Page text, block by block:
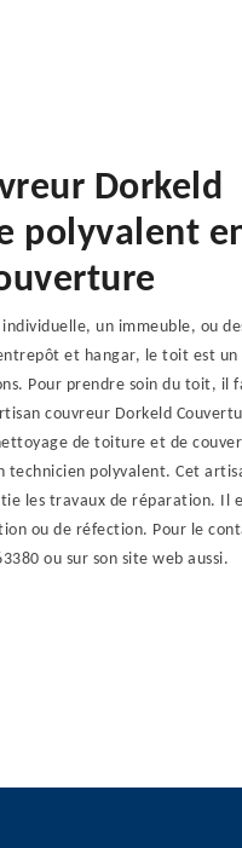
Dorkeld
polyvalent
un immeuble, ou
et hangar, le toit est un
Pour prendre soin du toit, il
couvreur Dorkeld
de toiture et de
technicien polyvalent. Cet
les travaux de réparation. Il
ou de réfection. Pour le
ou sur son site web aussi.